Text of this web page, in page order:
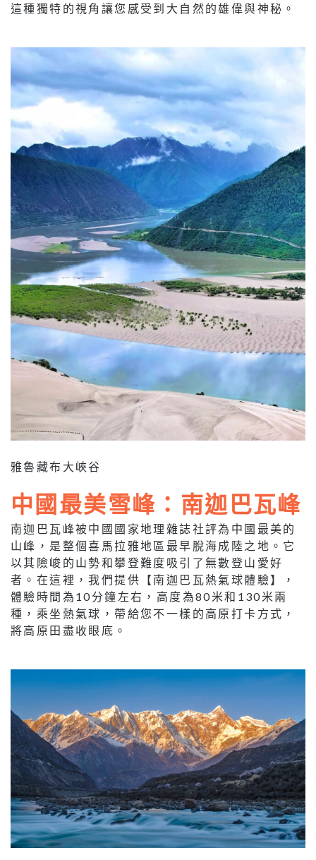
這種獨特的視角讓您感受到大自然的雄偉與神秘。
雅魯藏布大峽谷
中國最美雪峰：南迦巴瓦峰
南迦巴瓦峰被中國國家地理雜誌社評為中國最美的
山峰，是整個喜馬拉雅地區最早脫海成陸之地。它
以其險峻的山勢和攀登難度吸引了無數登山愛好
者。在這裡，我們提供【南迦巴瓦熱氣球體驗】，
體驗時間為10分鐘左右，高度為80米和130米兩
種，乘坐熱氣球，帶給您不一樣的高原打卡方式，
將高原田盡收眼底。